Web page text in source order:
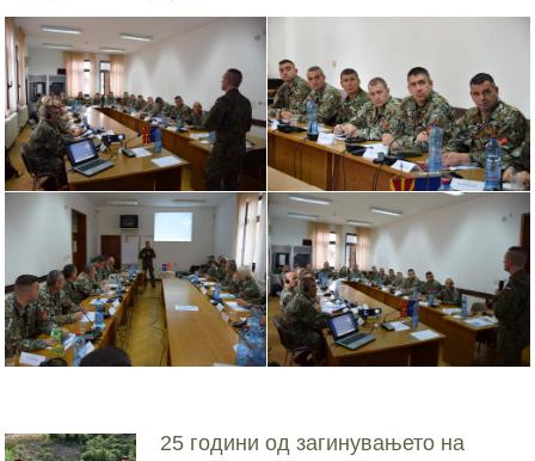
25 години од загинувањето на